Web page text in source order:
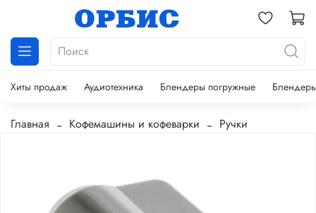
Хиты продаж Аудиотехника Блендеры погружные
Главная Кофемашины и кофеварки Ручки